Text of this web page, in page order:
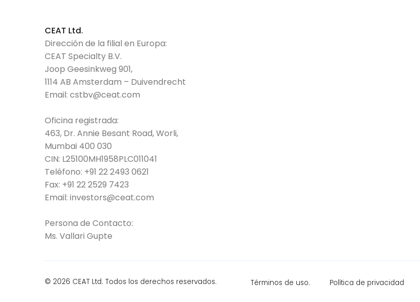
CEAT Ltd.
Dirección de la filial en Europa:
CEAT Specialty B.V.
Joop Geesinkweg 901,
1114 AB Amsterdam – Duivendrecht
Email: cstbv@ceat.com
Oficina registrada:
463, Dr. Annie Besant Road, Worli,
Mumbai 400 030
CIN: L25100MH1958PLC011041
Teléfono: +91 22 2493 0621
Fax: +91 22 2529 7423
Email: investors@ceat.com
Persona de Contacto:
Ms. Vallari Gupte
© 2026 CEAT Ltd. Todos los derechos reservados. Términos de uso. Política de privacidad